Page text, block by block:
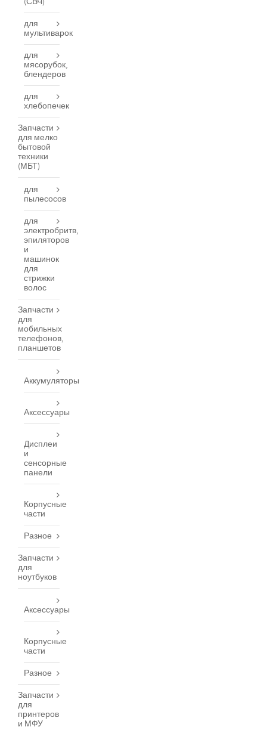
для
мультиварок
для
мясорубок,
блендеров
для
хлебопечек
Запчасти
для мелко
бытовой
техники
(МБТ)
для
пылесосов
для
электробритв,
эпиляторов
и
машинок
для
стрижки
волос
Запчасти
для
мобильных
телефонов,
планшетов
Аккумуляторы
Аксессуары
Дисплеи
и
сенсорные
панели
Корпусные
части
Разное
Запчасти
для
ноутбуков
Аксессуары
Корпусные
части
Разное
Запчасти
для
принтеров
и МФУ